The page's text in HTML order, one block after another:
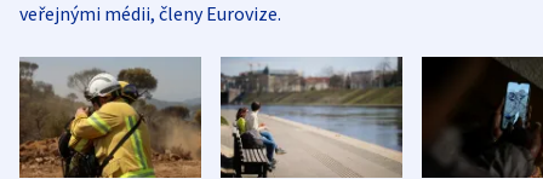
veřejnými médii, členy Eurovize.